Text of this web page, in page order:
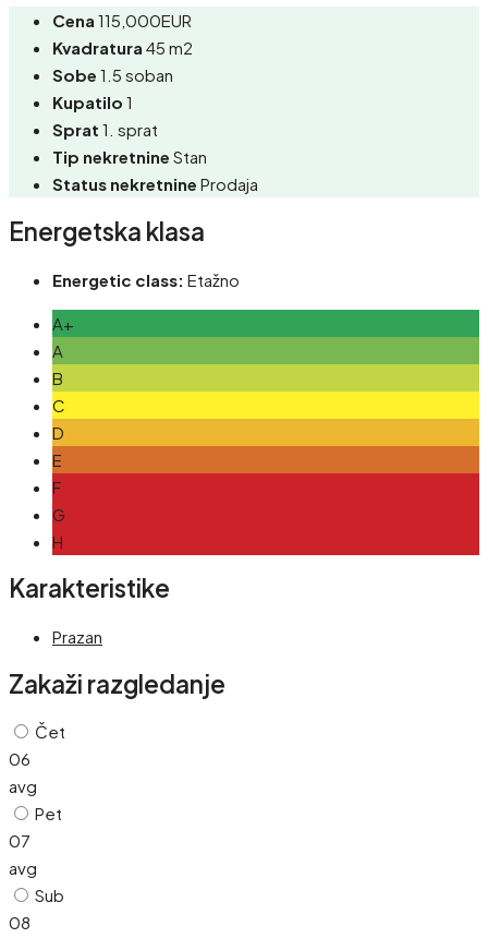
Cena 115,000EUR
Kvadratura 45 m2
Sobe 1.5 soban
Kupatilo 1
Sprat 1. sprat
Tip nekretnine Stan
Status nekretnine Prodaja
Energetska klasa
Energetic class: Etažno
A+
A
B
C
D
E
F
G
H
Karakteristike
Prazan
Zakaži razgledanje
Čet
06
avg
Pet
07
avg
Sub
08